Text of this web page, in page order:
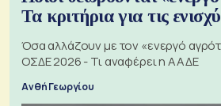
Τα κριτήρια για τις
Όσα αλλάζουν με τον «ενεργό
ΟΣΔΕ 2026 - Τι αναφέρει η ΑΑΔΕ
Ανθή Γεωργίου